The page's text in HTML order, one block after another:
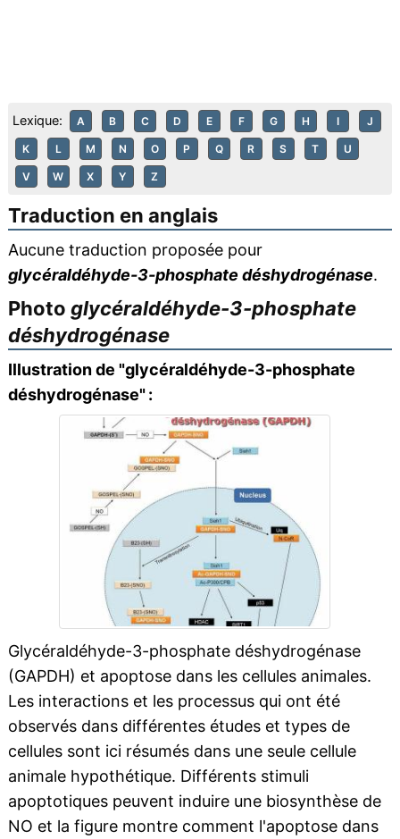
Lexique: A B C D E F G H I J
K L M N O P Q R S T U
V W X Y Z
Traduction en anglais
Aucune traduction proposée pour
glycéraldéhyde-3-phosphate déshydrogénase.
Photo glycéraldéhyde-3-phosphate
déshydrogénase
Illustration de "glycéraldéhyde-3-phosphate
déshydrogénase" :
Glycéraldéhyde-3-phosphate déshydrogénase
(GAPDH) et apoptose dans les cellules animales.
Les interactions et les processus qui ont été
observés dans différentes études et types de
cellules sont ici résumés dans une seule cellule
animale hypothétique. Différents stimuli
apoptotiques peuvent induire une biosynthèse de
NO et la figure montre comment l'apoptose dans